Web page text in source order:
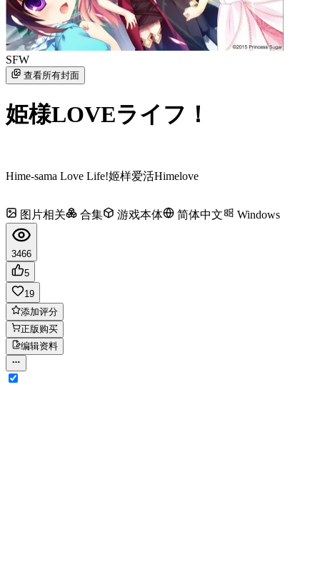
SFW
查看所有封面
姫様LOVEライフ！
Hime-sama Love Life!姬样爱活Himelove
图片相关 合集 游戏本体 简体中文 Windows
3466
5
19
添加评分
正版购买
编辑资料